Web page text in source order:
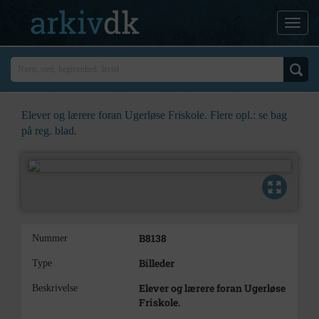
Elever og lærere foran Ugerløse Friskole. Flere opl.: se bag
på reg. blad.
Nummer B8138
Type Billeder
Beskrivelse
Elever og lærere foran Ugerløse
Friskole.